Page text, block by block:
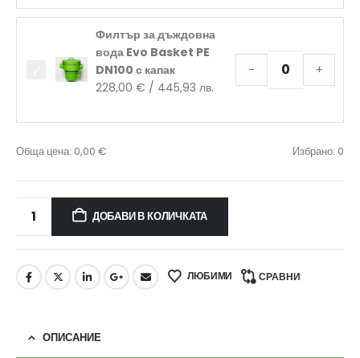
Филтър за дъждовна
вода Evo Basket PE
DN100 с капак
228,00 € / 445,93 лв.
- +
Обща цена: 0,00 € Избрано: 0
ДОБАВИ В КОЛИЧКАТА
ЛЮБИМИ СРАВНИ
ОПИСАНИЕ